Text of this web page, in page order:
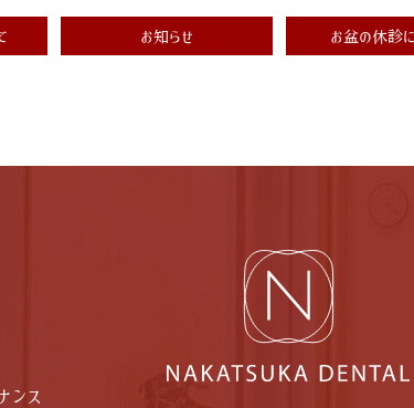
お知らせ お盆の休診
ンス